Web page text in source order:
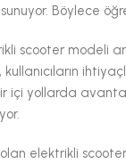
sunuyor. Böylece
scooter modeli
kullanıcıların
içi yollarda
elektrikli